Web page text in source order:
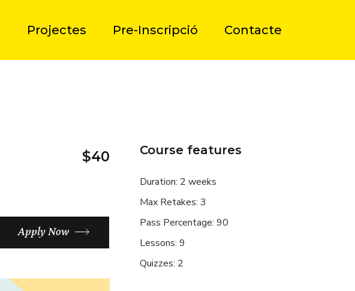
Projectes Pre-Inscripció Contacte
$40
Apply Now
Course features
Duration: 2 weeks
Max Retakes: 3
Pass Percentage: 90
Lessons: 9
Quizzes: 2